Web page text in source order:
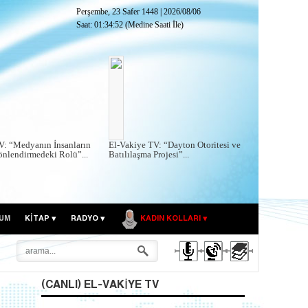
Perşembe, 23 Safer 1448 2026/08/06
Saat: 01:34:53(Medine Saati İle)
“Medyanın İnsanların
Rolü”...
El-Vakiye TV: “Dayton Otoritesi ve
Batılılaşma Projesi”...
KITAP RADYO KADIN KOLLARI
(CANLI) EL-VAKIYE TV